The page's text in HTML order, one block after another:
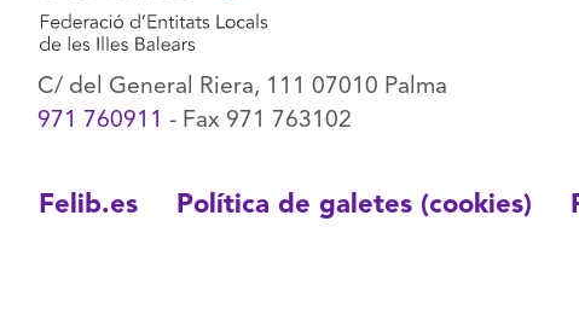
C/ del General Riera, 111 07010 Palma
971 760911 - Fax 971 763102
Felib.es Política de galetes (cookies)